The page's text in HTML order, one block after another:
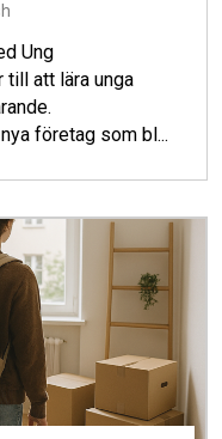
Ung
till att lära unga
företag som bl...